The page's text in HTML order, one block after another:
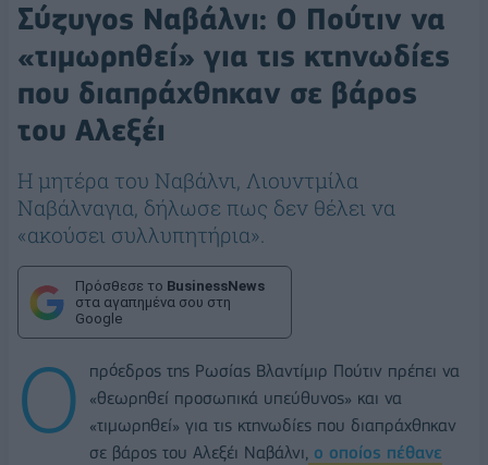
Σύζυγος Ναβάλνι: Ο Πούτιν να
«τιμωρηθεί» για τις κτηνωδίες
που διαπράχθηκαν σε βάρος
του Αλεξέι
Η μητέρα του Ναβάλνι, Λιουντμίλα
Ναβάλναγια, δήλωσε πως δεν θέλει να
«ακούσει συλλυπητήρια».
Πρόσθεσε το BusinessNews
στα αγαπημένα σου στη
Google
Ο
πρόεδρος της Ρωσίας Βλαντίμιρ Πούτιν πρέπει να
«θεωρηθεί προσωπικά υπεύθυνος» και να
«τιμωρηθεί» για τις κτηνωδίες που διαπράχθηκαν
σε βάρος του Αλεξέι Ναβάλνι, ο οποίος πέθανε